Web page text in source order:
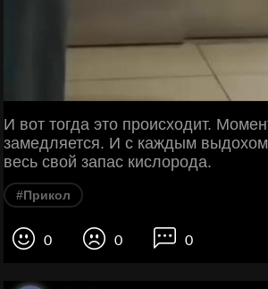
И вот тогда это происходит.
замедляется. И с каждым
весь свой запас кислорода.
#Прикол
0 0 0